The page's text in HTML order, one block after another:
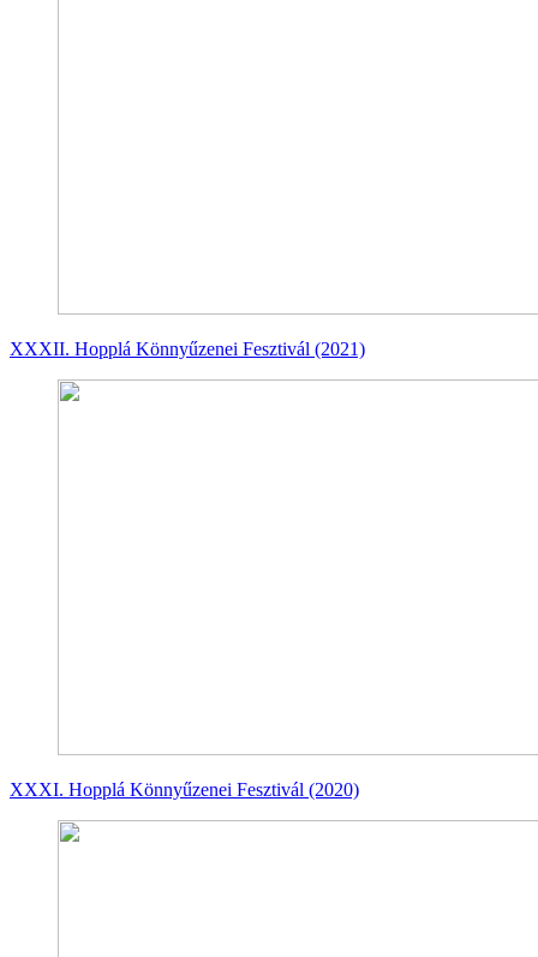
XXXII. Hopplá Könnyűzenei Fesztivál (2021)
XXXI. Hopplá Könnyűzenei Fesztivál (2020)